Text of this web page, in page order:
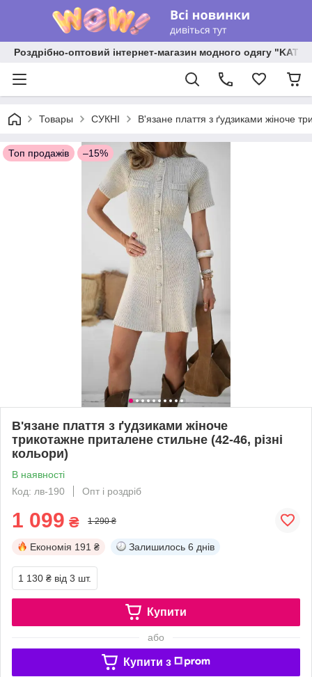
Роздрібно-оптовий інтернет-магазин модного одягу
Товары СУКНІ В'язане плаття з ґудзиками жіноче
Топ продажів –15%
В'язане плаття з ґудзиками жіноче
трикотажне приталене стильне (42-46, різні
кольори)
В наявності
Код: лв-190
Опт і роздріб
1 099 ₴ 1 290 ₴
Економія 191 ₴ Залишилось 6 днів
1 130 ₴ від 3 шт.
Купити
або
Купити з